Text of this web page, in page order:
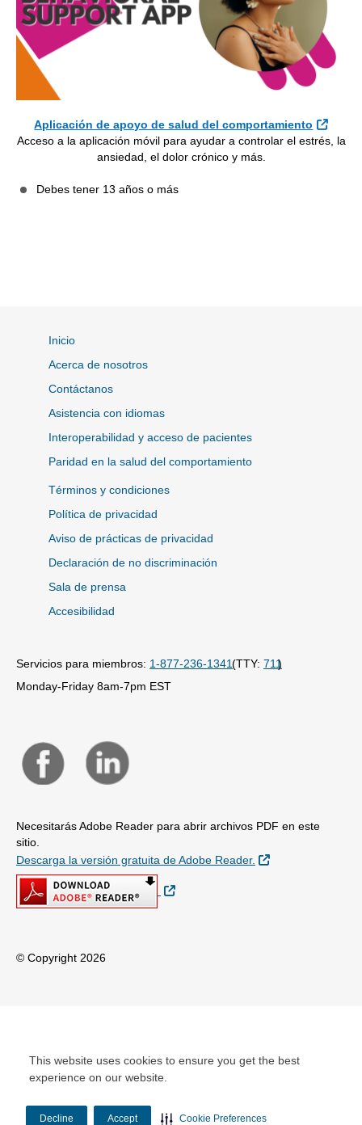
This website uses cookies to ensure you get the best
experience on our website.
Decline Accept Cookie Preferences
Aplicación de apoyo de salud del comportamiento
Sitio
Acceso a la aplicación móvil para ayudar a controlar el estrés, la
ansiedad, el dolor crónico y más.
Debes tener 13 años o más
Inicio
Acerca de nosotros
Contáctanos
Asistencia con idiomas
Interoperabilidad y acceso de pacientes
Paridad en la salud del comportamiento
Términos y condiciones
Política de privacidad
Aviso de prácticas de privacidad
Declaración de no discriminación
Sala de prensa
Accesibilidad
Servicios para miembros: 1-877-236-1341(TTY: 711)
Monday-Friday 8am-7pm EST
Necesitarás Adobe Reader para abrir archivos PDF en este
sitio.
Descarga la versión gratuita de Adobe Reader.
Sitio Externo
Sitio Externo
© Copyright 2026